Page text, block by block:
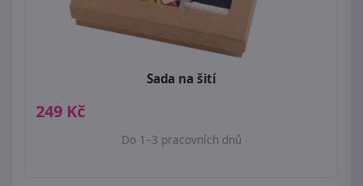
Sada na šití
249 Kč
Do 1–3 pracovních dnů